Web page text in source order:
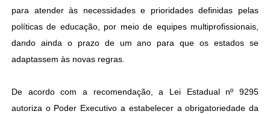
para atender às necessidades e prioridades definidas pelas
políticas de educação, por meio de equipes multiprofissionais,
dando ainda o prazo de um ano para que os estados se
adaptassem às novas regras.
De acordo com a recomendação, a Lei Estadual nº 9295
autoriza o Poder Executivo a estabelecer a obrigatoriedade da